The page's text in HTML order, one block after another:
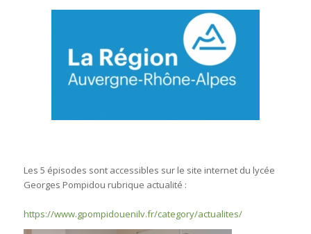
Les 5 épisodes sont accessibles sur le site internet du lycée
Georges Pompidou rubrique actualité :
https://www.gpompidouenilv.fr/category/actualites/